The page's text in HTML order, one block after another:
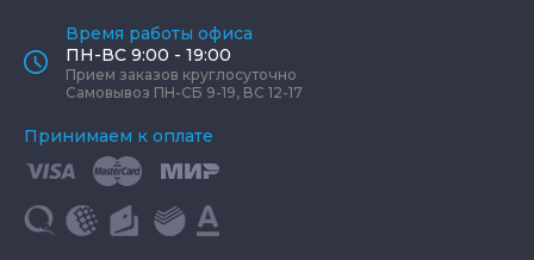
Время работы офиса
ПН-ВС 9:00 - 19:00
Прием заказов круглосуточно
Самовывоз ПН-СБ 9-19, ВС 12-17
Принимаем к оплате